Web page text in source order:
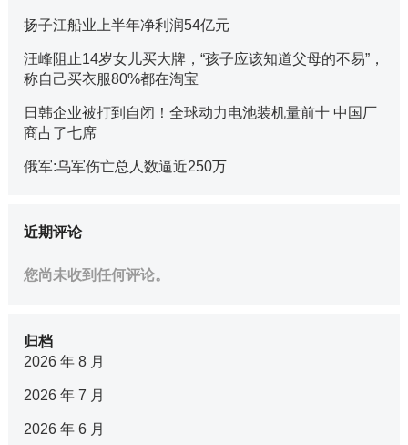
扬子江船业上半年净利润54亿元
汪峰阻止14岁女儿买大牌，“孩子应该知道父母的不易”，
称自己买衣服80%都在淘宝
日韩企业被打到自闭！全球动力电池装机量前十 中国厂
商占了七席
俄军:乌军伤亡总人数逼近250万
近期评论
您尚未收到任何评论。
归档
2026 年 8 月
2026 年 7 月
2026 年 6 月